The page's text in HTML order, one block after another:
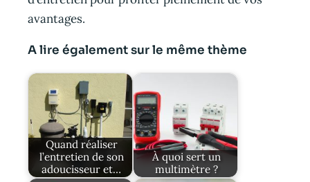
avantages.
A lire également sur le même thème
Quand réaliser
l’entretien de son
adoucisseur et…
À quoi sert un
multimètre ?